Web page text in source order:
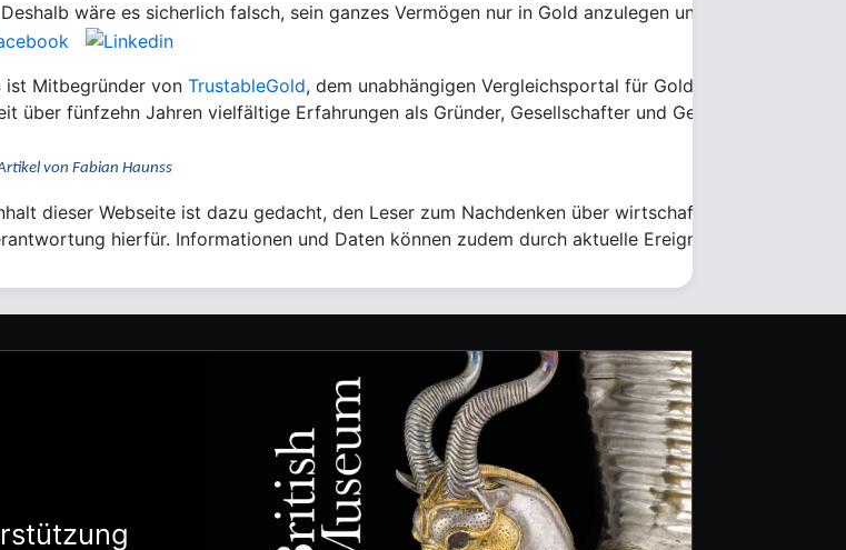
wäre es sicherlich falsch, sein ganzes Vermögen nur in Gold anzulegen und auf den
ist Mitbegründer von TrustableGold, dem unabhängigen Vergleichsportal für Goldanlagen. Er ist
über fünfzehn Jahren vielfältige Erfahrungen als Gründer, Gesellschafter und Geschäftsführer
von Fabian Haunss
dieser Webseite ist dazu gedacht, den Leser zum Nachdenken über wirtschaftliche Themen
hierfür. Informationen und Daten können zudem durch aktuelle Ereignisse bereits